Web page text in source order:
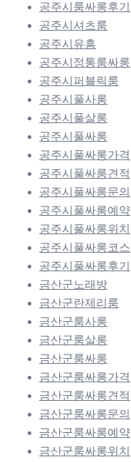
공주시룸싸롱후기
공주시셔츠룸
공주시유흥
공주시정통룸싸롱
공주시퍼블릭룸
공주시풀사롱
공주시풀살롱
공주시풀싸롱
공주시풀싸롱가격
공주시풀싸롱견적
공주시풀싸롱문의
공주시풀싸롱예약
공주시풀싸롱위치
공주시풀싸롱코스
공주시풀싸롱후기
금산군노래방
금산군란제리룸
금산군룸사롱
금산군룸살롱
금산군룸싸롱
금산군룸싸롱가격
금산군룸싸롱견적
금산군룸싸롱문의
금산군룸싸롱예약
금산군룸싸롱위치